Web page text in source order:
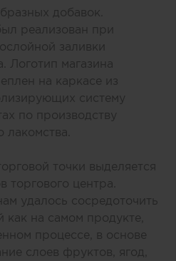
добавок.
реализован при
заливки
Логотип магазина
на каркасе из
систему
по производству
лакомства.
точки выделяется
торгового центра.
удалось сосредоточить
как на самом продукте,
процессе, в основе
слоев фруктов, ягод,